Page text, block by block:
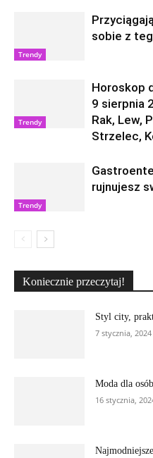
Trendy
sobie z
Trendy
Horoskop
9 sierpnia
Rak, Lew,
Strzelec,
Trendy
rujnujesz
Koniecznie przeczytaj!
Styl city,
7 stycznia, 2024
Moda dla
16 stycznia,